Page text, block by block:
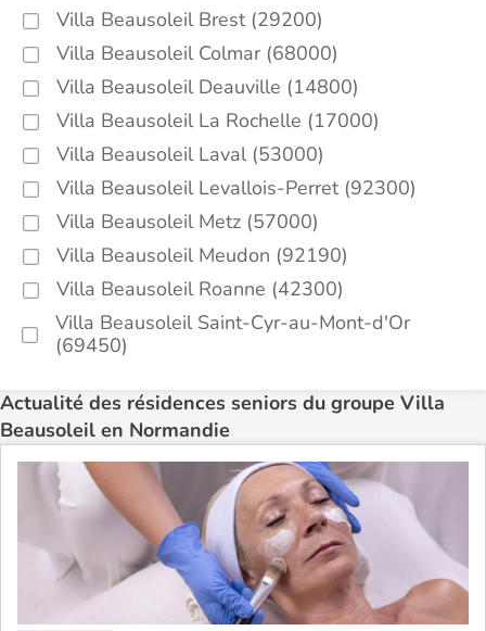
Villa Beausoleil Brest (29200)
Villa Beausoleil Colmar (68000)
Villa Beausoleil Deauville (14800)
Villa Beausoleil La Rochelle (17000)
Villa Beausoleil Laval (53000)
Villa Beausoleil Levallois-Perret (92300)
Villa Beausoleil Metz (57000)
Villa Beausoleil Meudon (92190)
Villa Beausoleil Roanne (42300)
Villa Beausoleil Saint-Cyr-au-Mont-d'Or
(69450)
Actualité des résidences seniors du groupe Villa
Beausoleil en Normandie